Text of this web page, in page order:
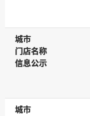
城市
城市
门店名称
门店名称
信息公示
信息公示
城市
城市